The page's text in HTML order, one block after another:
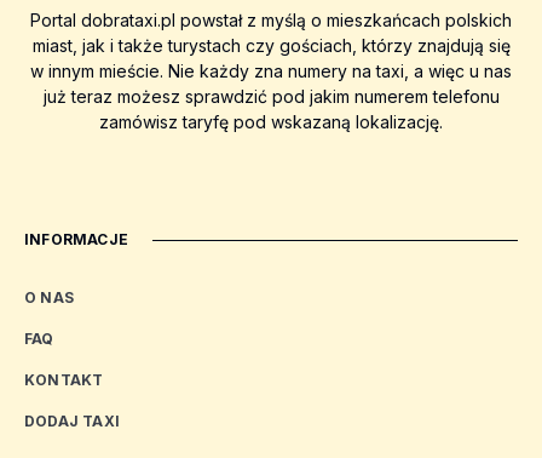
Portal dobrataxi.pl powstał z myślą o mieszkańcach polskich
miast, jak i także turystach czy gościach, którzy znajdują się
w innym mieście. Nie każdy zna numery na taxi, a więc u nas
już teraz możesz sprawdzić pod jakim numerem telefonu
zamówisz taryfę pod wskazaną lokalizację.
INFORMACJE
O NAS
FAQ
KONTAKT
DODAJ TAXI